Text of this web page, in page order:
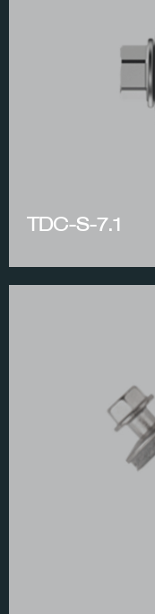
TDC-S-7.1